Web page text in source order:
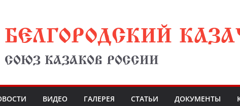
БЕЛГОРОДСКИЙ
СОЮЗ КАЗАКОВ РОССИИ
ВИДЕО ГАЛЕРЕЯ СТАТЬИ ДОКУМЕНТЫ